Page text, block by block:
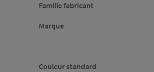
Famille fabricant
Marque
Couleur standard